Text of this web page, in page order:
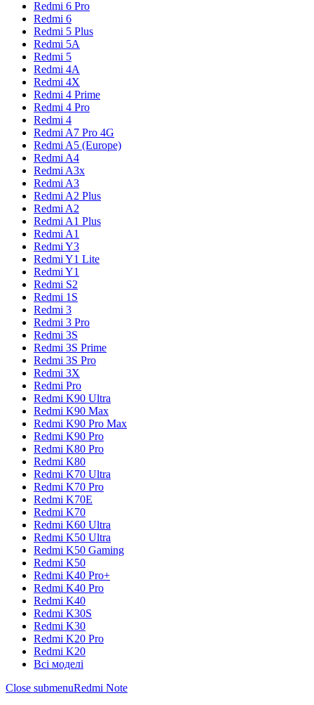
Redmi 6 Pro
Redmi 6
Redmi 5 Plus
Redmi 5A
Redmi 5
Redmi 4A
Redmi 4X
Redmi 4 Prime
Redmi 4 Pro
Redmi 4
Redmi A7 Pro 4G
Redmi A5 (Europe)
Redmi A4
Redmi A3x
Redmi A3
Redmi A2 Plus
Redmi A2
Redmi A1 Plus
Redmi A1
Redmi Y3
Redmi Y1 Lite
Redmi Y1
Redmi S2
Redmi 1S
Redmi 3
Redmi 3 Pro
Redmi 3S
Redmi 3S Prime
Redmi 3S Pro
Redmi 3X
Redmi Pro
Redmi K90 Ultra
Redmi K90 Max
Redmi K90 Pro Max
Redmi K90 Pro
Redmi K80 Pro
Redmi K80
Redmi K70 Ultra
Redmi K70 Pro
Redmi K70E
Redmi K70
Redmi K60 Ultra
Redmi K50 Ultra
Redmi K50 Gaming
Redmi K50
Redmi K40 Pro+
Redmi K40 Pro
Redmi K40
Redmi K30S
Redmi K30
Redmi K20 Pro
Redmi K20
Всі моделі
Close submenuRedmi Note